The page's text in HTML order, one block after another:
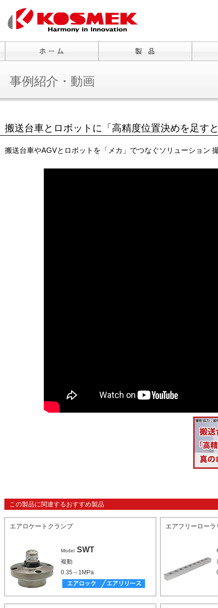
事例紹介・動画
搬送台車とロボットに「高精度位置決めを足す
搬送台車やAGVとロボットを「メカ」でつなぐソリューション
この製品に関連するおすすめ製品
エアロケートクランプ
Model SWT
複動
0.35～1MPa
エアフリーローラ